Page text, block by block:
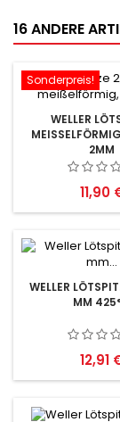
16 ANDERE
Sonderpreis!
WELLER
MM
Preis
11,90
WELLER
MM
Preis
12,91